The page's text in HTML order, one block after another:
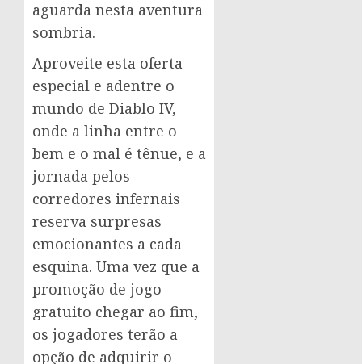
aguarda nesta aventura
sombria.
Aproveite esta oferta
especial e adentre o
mundo de Diablo IV,
onde a linha entre o
bem e o mal é tênue, e a
jornada pelos
corredores infernais
reserva surpresas
emocionantes a cada
esquina. Uma vez que a
promoção de jogo
gratuito chegar ao fim,
os jogadores terão a
opção de adquirir o